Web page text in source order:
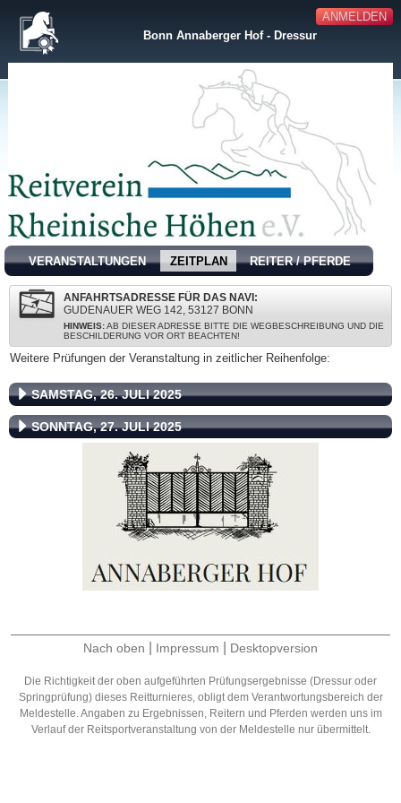
ANMELDEN
Bonn Annaberger Hof - Dressur
VERANSTALTUNGEN ZEITPLAN REITER / PFERDE
ANFAHRTSADRESSE FÜR DAS NAVI:
GUDENAUER WEG 142, 53127 BONN
HINWEIS:AB DIESER ADRESSE BITTE DIE WEGBESCHREIBUNG UND DIE
BESCHILDERUNG VOR ORT BEACHTEN!
Weitere Prüfungen der Veranstaltung in zeitlicher Reihenfolge:
SAMSTAG, 26. JULI 2025
SONNTAG, 27. JULI 2025
Nach oben Impressum Desktopversion
Die Richtigkeit der oben aufgeführten Prüfungsergebnisse (Dressur oder
Springprüfung) dieses Reitturnieres, obligt dem Verantwortungsbereich der
Meldestelle. Angaben zu Ergebnissen, Reitern und Pferden werden uns im
Verlauf der Reitsportveranstaltung von der Meldestelle nur übermittelt.